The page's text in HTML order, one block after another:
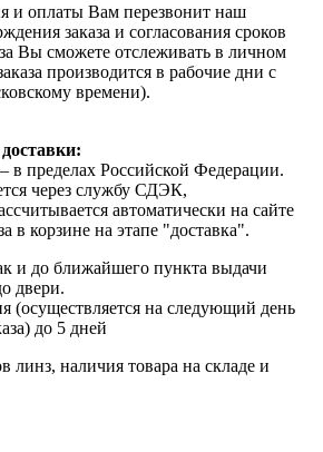
оплаты Вам перезвонит наш
заказа и согласования сроков
Вы сможете отслеживать в личном
производится в рабочие дни с
времени).
в пределах Российской Федерации.
через службу СДЭК,
автоматически на сайте
в корзине на этапе "доставка".
и до ближайшего пункта выдачи
двери.
(осуществляется на следующий день
до 5 дней
линз, наличия товара на складе и